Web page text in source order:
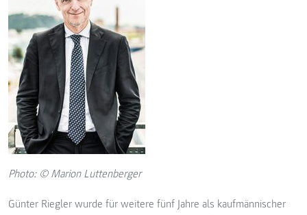
Photo: © Marion Luttenberger
Günter Riegler wurde für weitere fünf Jahre als kaufmännischer